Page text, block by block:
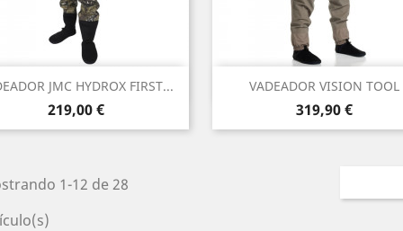
JMC HYDROX FIRST...
Precio
219,00 €
 Vista rápida VADEADOR VISION TOOL
Precio
319,90 €
Vista rápida
1-12 de 28